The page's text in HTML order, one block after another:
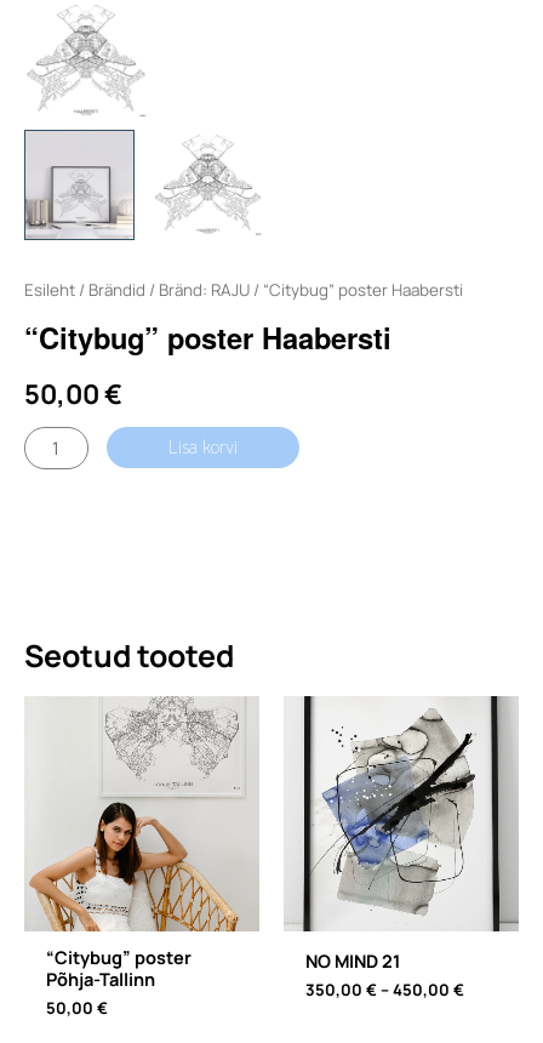
Esileht / Brändid / Bränd: RAJU / “Citybug” poster Haabersti
“Citybug” poster Haabersti
50,00€
"Citybug"
poster
Lisa korvi
Seotud tooted
“Citybug” poster
Põhja-Tallinn
50,00 €
NO MIND 21
350,00 €–450,00 €Price